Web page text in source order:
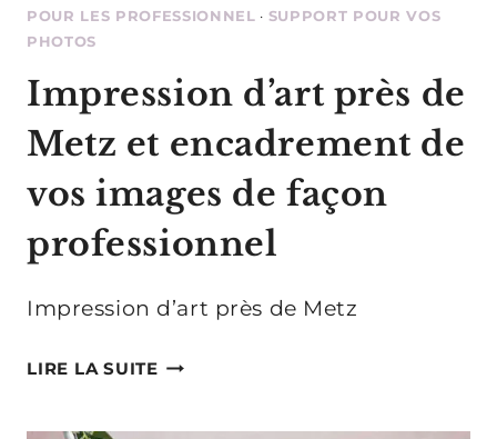
POUR LES PROFESSIONNEL · SUPPORT POUR VOS
PHOTOS
Impression d’art près de
Metz et encadrement de
vos images de façon
professionnel
Impression d’art près de Metz
LIRE LA SUITEIMPRESSION